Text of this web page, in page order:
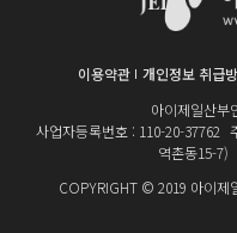
이용약관 개인정보 취급
아이제일산부
사업자등록번호 : 110-20-37762
역촌동15-7)
COPYRIGHT © 2019 아이제